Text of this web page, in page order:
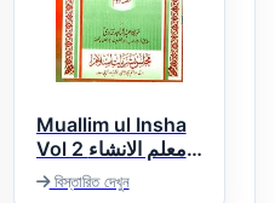
Muallim ul Insha
Vol 2 معلم الانشاء
2বিস্তারিত দেখুন